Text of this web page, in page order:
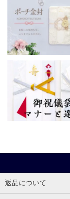
返品について